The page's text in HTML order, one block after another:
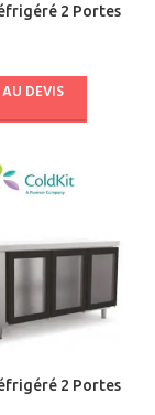
2 Portes
DEVIS
2 Portes